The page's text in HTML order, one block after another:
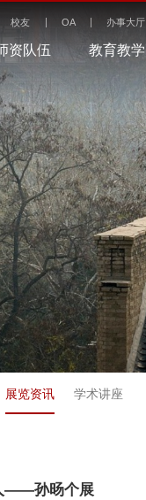
校友 OA 办事大厅
资队伍 教育教学
展览资讯 学术讲座
——孙旸个展